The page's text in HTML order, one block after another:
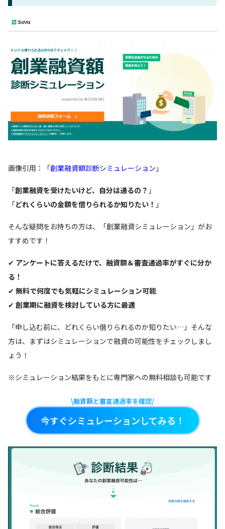
画像引用：「創業融資額診断シミュレーション 」
「創業融資を受けたいけど、自分は通るの？ 」
「どれくらいの金額を借りられるか知りたい！ 」
そんな疑問をお持ちの方は、「創業融資シミュレーション」がお
すすめです！
✔ アンケートに答えるだけで、融資額＆審査通過率がすぐに分か
る！
✔ 無料で何度でも気軽にシミュレーション可能
✔ 創業期に融資を検討している方に最適
「申し込む前に、どれくらい借りられるのか知りたい…」そんな
方は、まずはシミュレーションで融資の可能性をチェックしまし
ょう！
※シミュレーション結果をもとに専門家への無料相談も可能です
\融資額と審査通過率を確認/
今すぐシミュレーションしてみる！